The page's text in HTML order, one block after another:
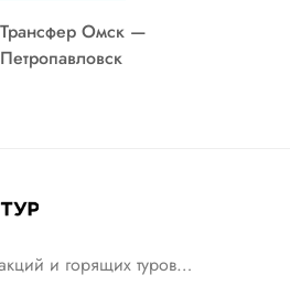
Трансфер Омск —
Петропавловск
и горящих туров…